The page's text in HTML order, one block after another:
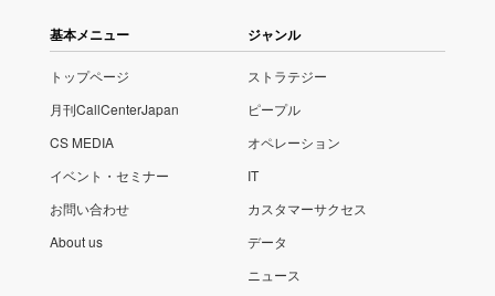
基本メニュー
トップページ
月刊CallCenterJapan
CS MEDIA
イベント・セミナー
お問い合わせ
About us
ジャンル
ストラテジー
ピープル
オペレーション
IT
カスタマーサクセス
データ
ニュース